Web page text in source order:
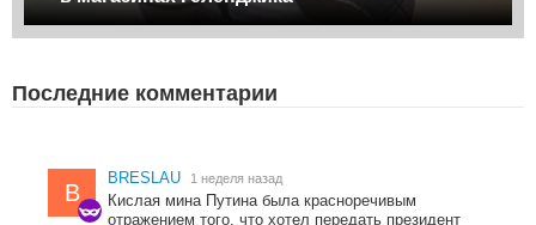
Последние комментарии
B
BRESLAU 1 неделя назад
Кислая мина Путина была красноречивым
отражением того, что хотел передать президент